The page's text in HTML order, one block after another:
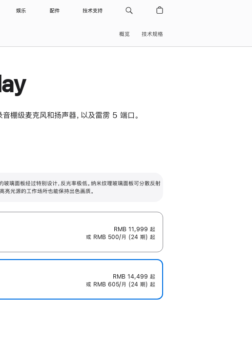
娱乐 配件 技术支持
概览 技术规格
级麦克风和扬声器，以及雷雳 5 端口。
。
玻璃面板经过特别设计，反光率极低。纳米纹理玻璃面板可分散反射
亮光源的工作场所也能保持出色画质。
RMB 11,999 起
或 RMB 500/月 (24 期) 起
RMB 14,499 起
或 RMB 605/月 (24 期) 起